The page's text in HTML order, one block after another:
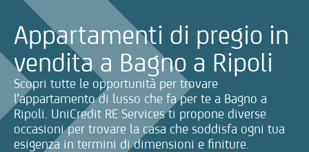
Appartamenti di pregio in
vendita a Bagno a Ripoli
Scopri tutte le opportunità per trovare
l’appartamento di lusso che fa per te a Bagno a
Ripoli. UniCredit RE Services ti propone diverse
occasioni per trovare la casa che soddisfa ogni tua
esigenza in termini di dimensioni e finiture.